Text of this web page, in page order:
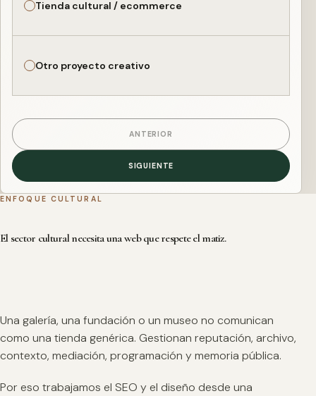
Tienda cultural / ecommerce
Otro proyecto creativo
ANTERIOR
SIGUIENTE
ENFOQUE CULTURAL
El sector cultural necesita una web que respete el matiz.
Una galería, una fundación o un museo no comunican
como una tienda genérica. Gestionan reputación, archivo,
contexto, mediación, programación y memoria pública.
Por eso trabajamos el SEO y el diseño desde una